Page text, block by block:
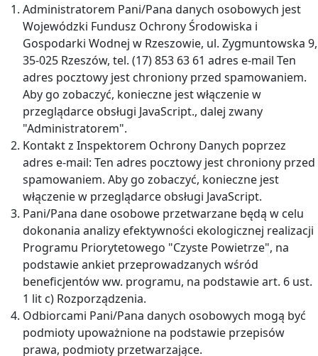
Administratorem Pani/Pana danych osobowych jest
Wojewódzki Fundusz Ochrony Środowiska i
Gospodarki Wodnej w Rzeszowie, ul. Zygmuntowska 9,
35-025 Rzeszów, tel. (17) 853 63 61 adres e-mail Ten
adres pocztowy jest chroniony przed spamowaniem.
Aby go zobaczyć, konieczne jest włączenie w
przeglądarce obsługi JavaScript., dalej zwany
"Administratorem".
Kontakt z Inspektorem Ochrony Danych poprzez
adres e-mail: Ten adres pocztowy jest chroniony przed
spamowaniem. Aby go zobaczyć, konieczne jest
włączenie w przeglądarce obsługi JavaScript.
Pani/Pana dane osobowe przetwarzane będą w celu
dokonania analizy efektywności ekologicznej realizacji
Programu Priorytetowego "Czyste Powietrze", na
podstawie ankiet przeprowadzanych wśród
beneficjentów ww. programu, na podstawie art. 6 ust.
1 lit c) Rozporządzenia.
Odbiorcami Pani/Pana danych osobowych mogą być
podmioty upoważnione na podstawie przepisów
prawa, podmioty przetwarzające.